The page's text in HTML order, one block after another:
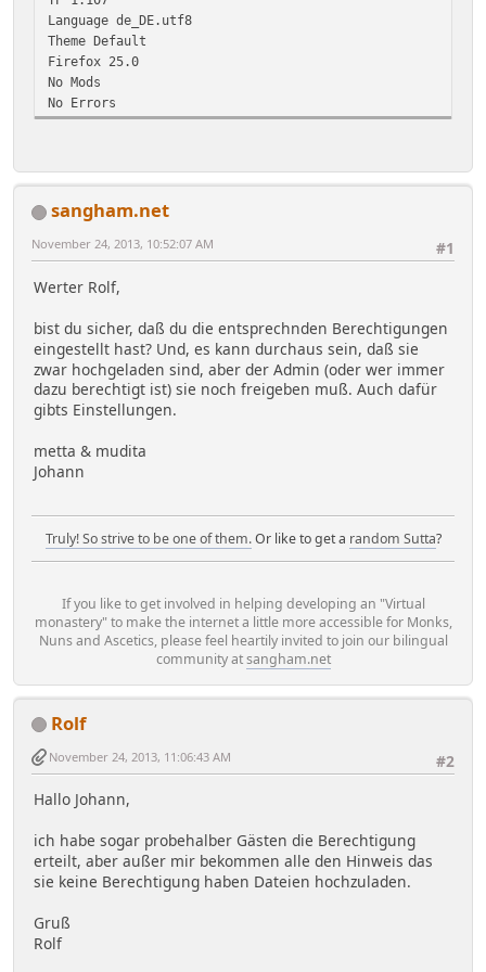
Language de_DE.utf8
Theme Default
Firefox 25.0
No Mods
No Errors
sangham.net
#1
November 24, 2013, 10:52:07 AM
Werter Rolf,
bist du sicher, daß du die entsprechnden Berechtigungen
eingestellt hast? Und, es kann durchaus sein, daß sie
zwar hochgeladen sind, aber der Admin (oder wer immer
dazu berechtigt ist) sie noch freigeben muß. Auch dafür
gibts Einstellungen.
metta & mudita
Johann
Truly! So strive to be one of them.Or like to get a random Sutta?
If you like to get involved in helping developing an "Virtual
monastery" to make the internet a little more accessible for Monks,
Nuns and Ascetics, please feel heartily invited to join our bilingual
community atsangham.net
Rolf
#2
November 24, 2013, 11:06:43 AM
Hallo Johann,
ich habe sogar probehalber Gästen die Berechtigung
erteilt, aber außer mir bekommen alle den Hinweis das
sie keine Berechtigung haben Dateien hochzuladen.
Gruß
Rolf